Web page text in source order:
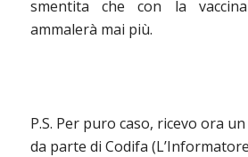
smentita che con la
ammalerà mai più.
P.S. Per puro caso, ricevo ora
da parte di Codifa